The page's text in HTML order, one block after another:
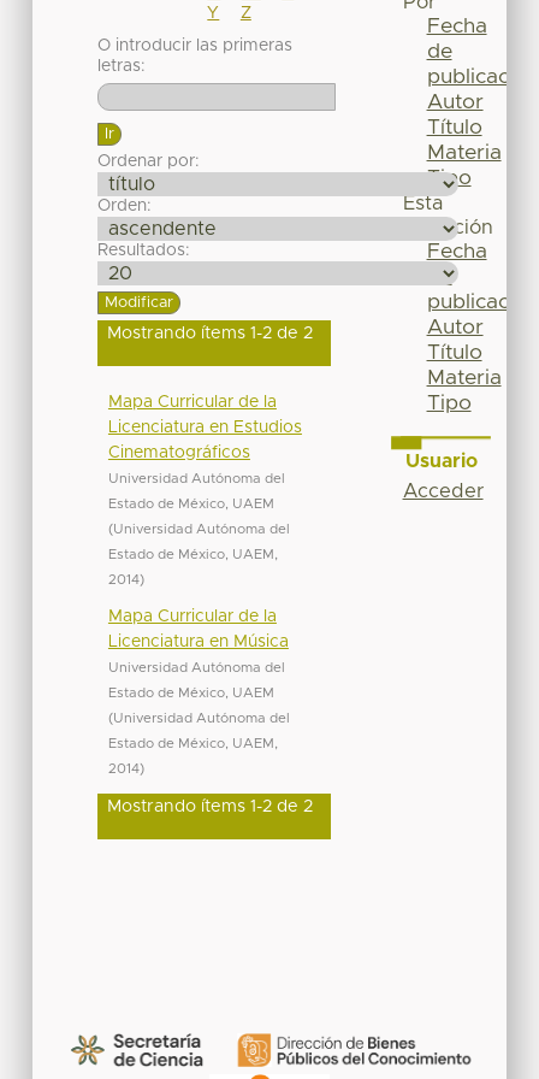
Y
Z
O introducir las primeras
letras:
Ordenar por:
Orden:
Resultados:
Mostrando ítems 1-2 de 2
Mapa Curricular de la
Licenciatura en Estudios
Cinematográficos
Universidad Autónoma del
Estado de México, UAEM
(Universidad Autónoma del
Estado de México, UAEM
2014)
Mapa Curricular de la
Licenciatura en Música
Universidad Autónoma del
Estado de México, UAEM
(Universidad Autónoma del
Estado de México, UAEM
2014)
Mostrando ítems 1-2 de 2
Fecha
de
publicación
Autor
Título
Materia
Tipo
Esta
colección
Fecha
de
publicación
Autor
Título
Materia
Tipo
Usuario
Acceder